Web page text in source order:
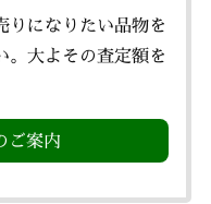
りになりたい品物を
。大よその査定額を
ご案内